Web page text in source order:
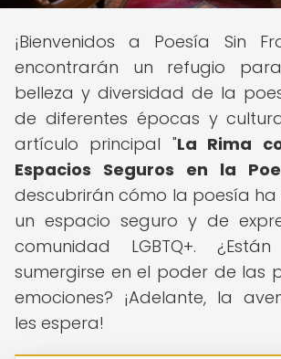
¡Bienvenidos a Poesía Sin
encontrarán un refugio
belleza y diversidad de la
de diferentes épocas y
artículo principal "La Rima
Espacios Seguros en la
descubrirán cómo la poesía
un espacio seguro y de
comunidad LGBTQ+.
sumergirse en el poder de las
emociones? ¡Adelante, la
les espera!